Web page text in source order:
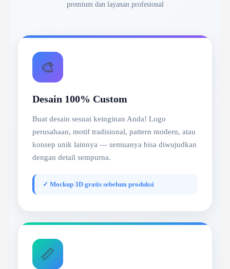
premium dan layanan profesional
🎨
Desain 100% Custom
Buat desain sesuai keinginan Anda! Logo
perusahaan, motif tradisional, pattern modern, atau
konsep unik lainnya — semuanya bisa diwujudkan
dengan detail sempurna.
✓ Mockup 3D gratis sebelum produksi
📏